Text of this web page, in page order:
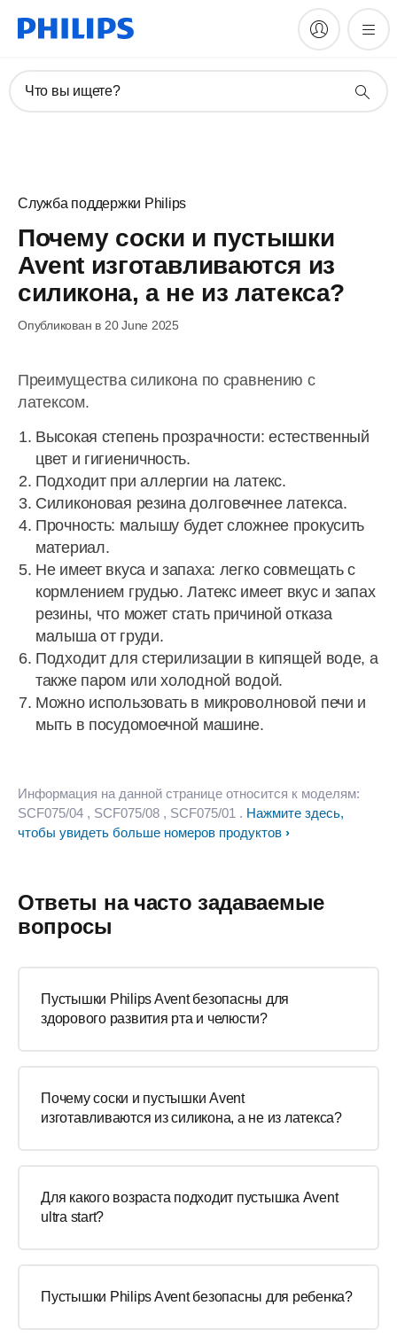
Что вы ищете?
Служба поддержки Philips
Почему соски и пустышки
Avent изготавливаются из
силикона, а не из латекса?
Опубликован в 20 June 2025
Преимущества силикона по сравнению с
латексом.
Высокая степень прозрачности: естественный
цвет и гигиеничность.
Подходит при аллергии на латекс.
Силиконовая резина долговечнее латекса.
Прочность: малышу будет сложнее прокусить
материал.
Не имеет вкуса и запаха: легко совмещать с
кормлением грудью. Латекс имеет вкус и запах
резины, что может стать причиной отказа
малыша от груди.
Подходит для стерилизации в кипящей воде, а
также паром или холодной водой.
Можно использовать в микроволновой печи и
мыть в посудомоечной машине.
Информация на данной странице относится к моделям:
SCF075/04 , SCF075/08 , SCF075/01 . Нажмите здесь,
чтобы увидеть больше номеров продуктов
Ответы на часто задаваемые
вопросы
Пустышки Philips Avent безопасны для
здорового развития рта и челюсти?
Почему соски и пустышки Avent
изготавливаются из силикона, а не из латекса?
Для какого возраста подходит пустышка Avent
ultra start?
Пустышки Philips Avent безопасны для ребенка?